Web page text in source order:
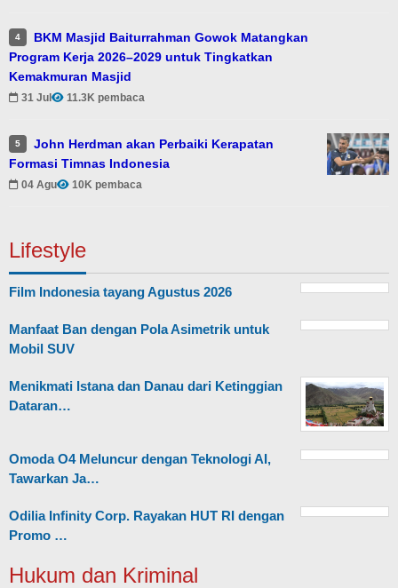
4
BKM Masjid Baiturrahman Gowok Matangkan
Program Kerja 2026–2029 untuk Tingkatkan
Kemakmuran Masjid
31 Jul 11.3K pembaca
5
John Herdman akan Perbaiki Kerapatan
Formasi Timnas Indonesia
04 Agu 10K pembaca
Lifestyle
Film Indonesia tayang Agustus 2026
Manfaat Ban dengan Pola Asimetrik untuk
Mobil SUV
Menikmati Istana dan Danau dari Ketinggian
Dataran…
Omoda O4 Meluncur dengan Teknologi AI,
Tawarkan Ja…
Odilia Infinity Corp. Rayakan HUT RI dengan
Promo …
Hukum dan Kriminal